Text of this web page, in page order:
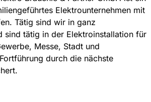
Elektrounternehmen mit
Tätig sind wir in ganz
sind tätig in der Elektroinstallation für
Messe, Stadt und
durch die nächste